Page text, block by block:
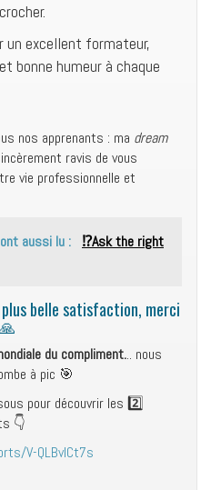
un excellent formateur,
bonne humeur à chaque
nos apprenants : ma dream
ravis de vous
vie professionnelle et
aussi lu :
⁉️Ask the right
belle satisfaction, merci
🙏
du compliment... nous
à pic 🎯
pour découvrir les 2️⃣
👇
V-QLBvlCt7s